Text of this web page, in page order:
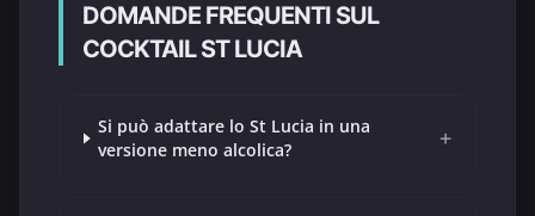
DOMANDE FREQUENTI SUL
COCKTAIL ST LUCIA
Si può adattare lo St Lucia in una
versione meno alcolica?
+